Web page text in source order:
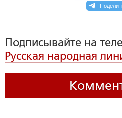
Подписывайте на
Русская народная